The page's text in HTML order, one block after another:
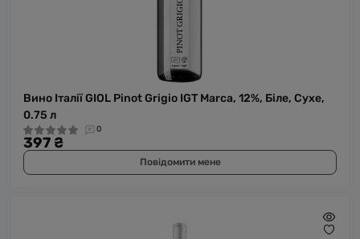
Вино Італії GIOL Pinot Grigio IGT Marca, 12%, Біле, Сухе,
0.75 л
0
397 ₴
Повідомити мене